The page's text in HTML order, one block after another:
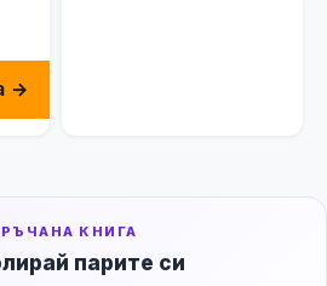
→
КНИГА
парите си